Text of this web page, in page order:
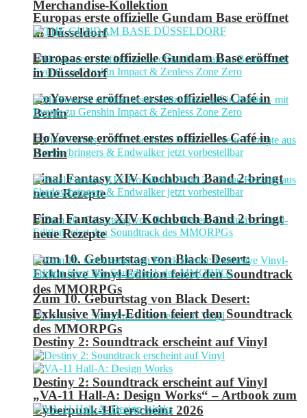
Europas erste offizielle Gundam Base eröffnet
in Düsseldorf
HoYoverse eröffnet erstes offizielles Café in
Berlin
Final Fantasy XIV Kochbuch Band 2 bringt
neue Rezepte
Zum 10. Geburtstag von Black Desert:
Exklusive Vinyl-Edition feiert den Soundtrack
des MMORPGs
Destiny 2: Soundtrack erscheint auf Vinyl
„VA-11 Hall-A: Design Works“ – Artbook zum
Cyberpunk-Hit erscheint 2026
Merchandise-Kollektion
Europas erste offizielle Gundam Base eröffnet
in Düsseldorf
HoYoverse eröffnet erstes offizielles Café in
Berlin
Final Fantasy XIV Kochbuch Band 2 bringt
neue Rezepte
Zum 10. Geburtstag von Black Desert:
Exklusive Vinyl-Edition feiert den Soundtrack
des MMORPGs
Destiny 2: Soundtrack erscheint auf Vinyl